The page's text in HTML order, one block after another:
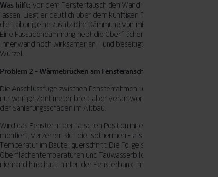
Was hilft: Vor dem Fenstertausch den Wand-U-Wert ermitteln
lassen. Liegt er deutlich über dem künftigen Fenster-U-Wert, braucht
die Laibung eine zusätzliche Dämmung von mindestens 20-30 mm.
Eine Fassadendämmung hebt die Oberflächentemperatur der
Innenwand noch wirksamer an – und beseitigt das Problem an der
Wurzel.
Problem 2 – Wärmebrücken am Fensteranschluss
Die Anschlussfuge zwischen Fensterrahmen und Mauerwerk: Sie ist
nur wenige Zentimeter breit, aber verantwortlich für einen Großteil
der Sanierungsschäden im Altbau.
Wird das Fenster in der falschen Position innerhalb der Laibung
montiert, verzerren sich die Isothermen – also die Linien gleicher
Temperatur im Bauteilquerschnitt. Die Folge sind punktuell niedrige
Oberflächentemperaturen und Tauwasserbildung. Genau dort, wo
niemand hinschaut: hinter der Fensterbank, im Sturz, in der Brüstung.